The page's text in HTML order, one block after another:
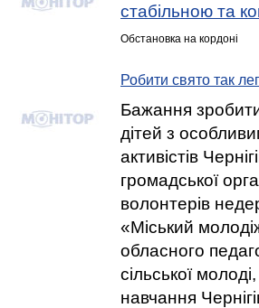
стабільною та
Обстановка на кордоні
Робити свято так
Бажання
дітей з
активістів
громадської
волонтерів
«Міський
обласного
сільської
навчання